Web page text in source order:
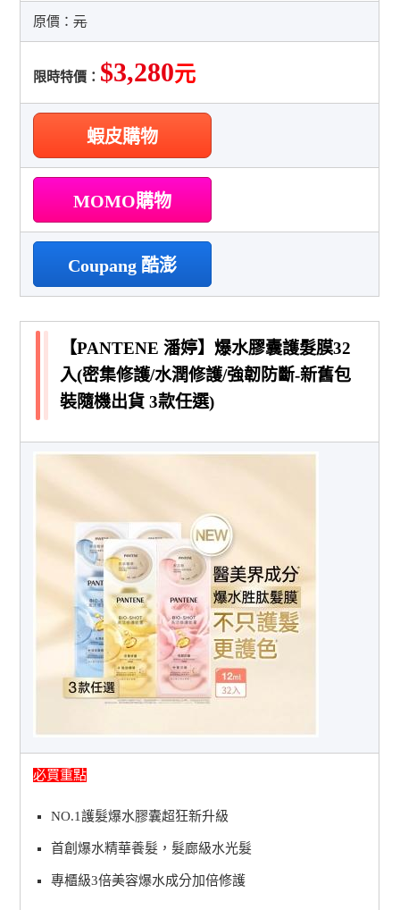
原價：元
限時特價： $3,280元
蝦皮購物
MOMO購物
Coupang 酷澎
【PANTENE 潘婷】爆水膠囊護髮膜32
入(密集修護/水潤修護/強韌防斷-新舊包
裝隨機出貨 3款任選)
必買重點
NO.1護髮爆水膠囊超狂新升級
首創爆水精華養髮，髮廊級水光髮
專櫃級3倍美容爆水成分加倍修護